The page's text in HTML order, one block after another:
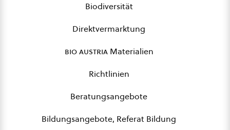
Biodiversität
Direktvermarktung
bio austriaMaterialien
Richtlinien
Beratungsangebote
Bildungsangebote, Referat Bildung